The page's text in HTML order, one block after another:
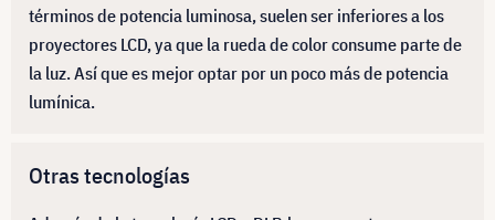
términos de potencia luminosa, suelen ser inferiores a los
proyectores LCD, ya que la rueda de color consume parte de
la luz. Así que es mejor optar por un poco más de potencia
lumínica.
Otras tecnologías